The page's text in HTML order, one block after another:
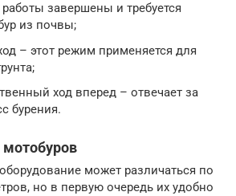
завершены и требуется
из почвы;
– этот режим применяется для
ход вперед – отвечает за
бурения.
может различаться по
но в первую очередь их удобно